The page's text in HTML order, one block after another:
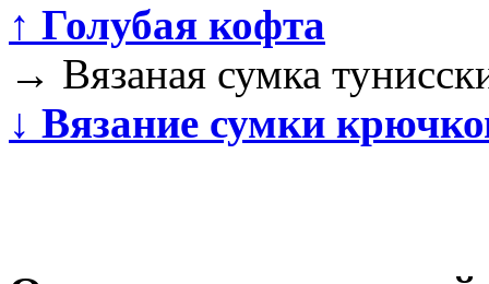
↑ Голубая кофта
→ Вязаная сумка
↓ Вязание сумки